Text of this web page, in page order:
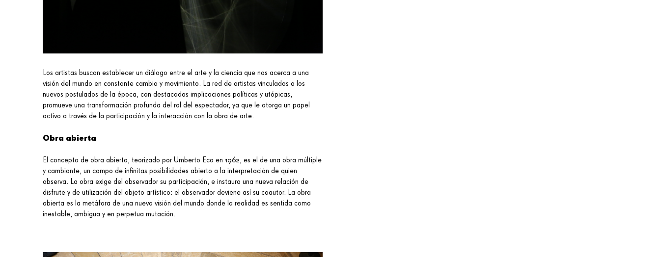
Los artistas buscan establecer un diálogo entre el arte y la ciencia que nos acerca a una
visión del mundo en constante cambio y movimiento. La red de artistas vinculados a los
nuevos postulados de la época, con destacadas implicaciones políticas y utópicas,
promueve una transformación profunda del rol del espectador, ya que le otorga un papel
activo a través de la participación y la interacción con la obra de arte.
Obra abierta
El concepto de obra abierta, teorizado por Umberto Eco en 1962, es el de una obra múltiple
y cambiante, un campo de infinitas posibilidades abierto a la interpretación de quien
observa. La obra exige del observador su participación, e instaura una nueva relación de
disfrute y de utilización del objeto artístico: el observador deviene así su coautor. La obra
abierta es la metáfora de una nueva visión del mundo donde la realidad es sentida como
inestable, ambigua y en perpetua mutación.